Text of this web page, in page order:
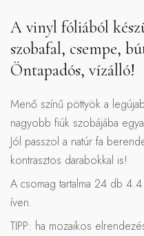
A vinyl fóliából
szobafal, csempe,
Öntapadós, vízálló!
Menő színű pöttyök a
nagyobb fiúk szobájába
Jól passzol a natúr fa
kontrasztos darabokkal is!
A csomag tartalma 24 db
íven.
TIPP: ha mozaikos